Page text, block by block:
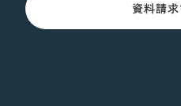
資料請求